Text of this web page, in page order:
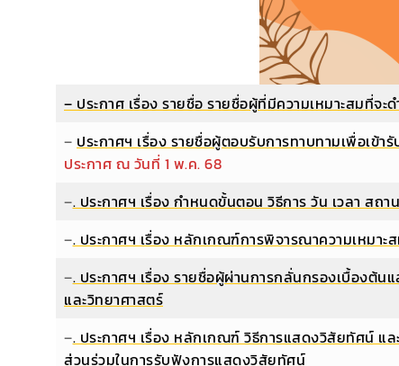
– ประกาศ เรื่อง รายชื่อ รายชื่อผู้ที่มีความเหมาะสมที่
– ประกาศฯ เรื่อง รายชื่อผู้ตอบรับการทาบทามเพื่อเ
ประกาศ ณ วันที่ 1 พ.ค. 68
–. ประกาศฯ เรื่อง กำหนดขั้นตอน วิธีการ วัน เวลา
–. ประกาศฯ เรื่อง หลักเกณฑ์การพิจารณาความเหม
–. ประกาศฯ เรื่อง รายชื่อผู้ผ่านการกลั่นกรองเบื้อง
และวิทยาศาสตร์
–. ประกาศฯ เรื่อง หลักเกณฑ์ วิธีการแสดงวิสัยทัศน์ แ
ส่วนร่วมในการรับฟังการแสดงวิสัยทัศน์